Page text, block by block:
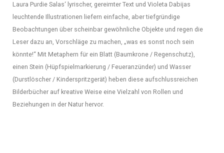
Laura Purdie Salas‘ lyrischer, gereimter Text und Violeta Dabijas
leuchtende Illustrationen liefern einfache, aber tiefgründige
Beobachtungen über scheinbar gewöhnliche Objekte und regen die
Leser dazu an, Vorschläge zu machen, „was es sonst noch sein
könnte!“ Mit Metaphern für ein Blatt (Baumkrone / Regenschutz),
einen Stein (Hüpfspielmarkierung / Feueranzünder) und Wasser
(Durstlöscher / Kinderspritzgerät) heben diese aufschlussreichen
Bilderbücher auf kreative Weise eine Vielzahl von Rollen und
Beziehungen in der Natur hervor.